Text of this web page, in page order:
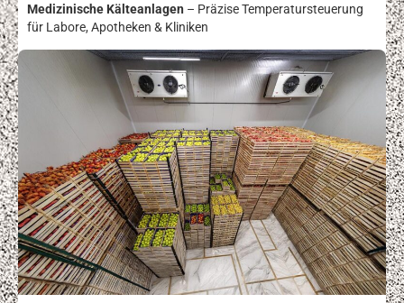
Medizinische Kälteanlagen – Präzise Temperatursteuerung
für Labore, Apotheken & Kliniken